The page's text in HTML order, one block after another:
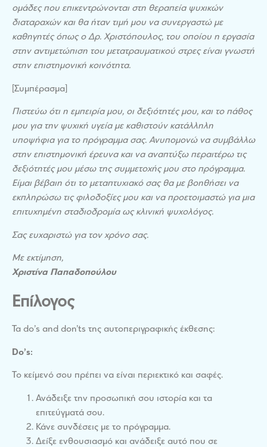
ομάδες που επικεντρώνονται στη θεραπεία ψυχικών
διαταραχών και θα ήταν τιμή μου να συνεργαστώ με
καθηγητές όπως ο Δρ. Χριστόπουλος, του οποίου η εργασία
στην αντιμετώπιση του μετατραυματικού στρες είναι γνωστή
στην επιστημονική κοινότητα.
[Συμπέρασμα]
Πιστεύω ότι η εμπειρία μου, οι δεξιότητές μου, και το πάθος
μου για την ψυχική υγεία με καθιστούν κατάλληλη
υποψήφια για το πρόγραμμα σας. Ανυπομονώ να συμβάλλω
στην επιστημονική έρευνα και να αναπτύξω περαιτέρω τις
δεξιότητές μου μέσω της συμμετοχής μου στο πρόγραμμα.
Είμαι βέβαιη ότι το μεταπτυχιακό σας θα με βοηθήσει να
εκπληρώσω τις φιλοδοξίες μου και να προετοιμαστώ για μια
επιτυχημένη σταδιοδρομία ως κλινική ψυχολόγος.
Σας ευχαριστώ για τον χρόνο σας.
Με εκτίμηση,
Χριστίνα Παπαδοπούλου
Επίλογος
Τα do’s and don’ts της αυτοπεριγραφικής έκθεσης:
Do’s:
Το κείμενό σου πρέπει να είναι περιεκτικό και σαφές.
Ανάδειξε την προσωπική σου ιστορία και τα
επιτεύγματά σου.
Κάνε συνδέσεις με το πρόγραμμα.
Δείξε ενθουσιασμό και ανάδειξε αυτό που σε